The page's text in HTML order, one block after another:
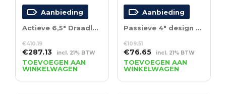
Aanbieding
Actieve 6,5″ Draadloze Plafondluidspreker – Wit
€410.19
Oorspronkelijke
prijs
was:
€410.19.
€287.13Huidige
prijs
is:
€287.13.
incl. 21% BTW
TOEVOEGEN AAN
WINKELWAGEN
Aanbieding
Passieve 4″ design muurspeaker – 16 Ω – zwart
€109.51
Oorspronkelijke
prijs
was:
€109.51.
€76.65Huidige
prijs
is:
€76.65.
incl. 21% BTW
TOEVOEGEN AAN
WINKELWAGEN